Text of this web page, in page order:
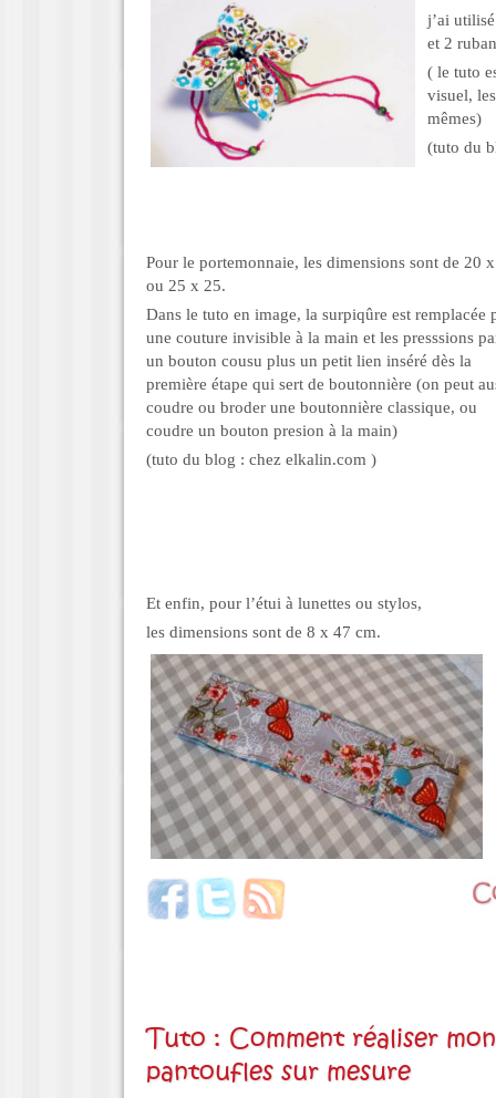
j’ai
et 2
( le tuto
visuel,
mêmes)
(tuto du
Pour le portemonnaie, les dimensions sont de 20
ou 25 x 25.
Dans le tuto en image, la surpiqûre est remplacée
une couture invisible à la main et les presssions
un bouton cousu plus un petit lien inséré dès la
première étape qui sert de boutonnière (on peut
coudre ou broder une boutonnière classique, ou
coudre un bouton presion à la main)
(tuto du blog : chez elkalin.com )
Et enfin, pour l’étui à lunettes ou stylos,
les dimensions sont de 8 x 47 cm.
Tuto : Comment réaliser
pantoufles sur mesure